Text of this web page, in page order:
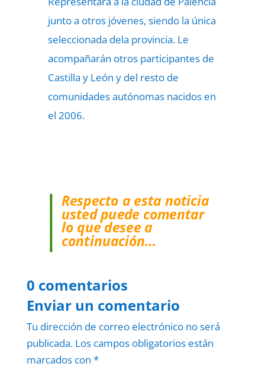
junto a otros jóvenes, siendo la única
seleccionada dela provincia. Le
acompañarán otros participantes de
Castilla y León y del resto de
comunidades autónomas nacidos en
el 2006.
Respecto a esta noticia
usted puede comentar
lo que desee a
continuación…
0 comentarios
Enviar un comentario
Tu dirección de correo electrónico no será
publicada. Los campos obligatorios están
marcados con *